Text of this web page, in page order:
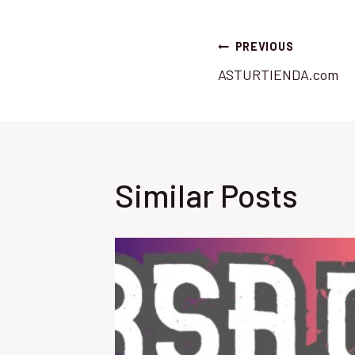
Post
PREVIOUS
ASTURTIENDA.com
Similar Posts